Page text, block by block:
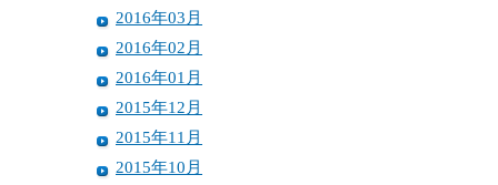
2016年03月
2016年02月
2016年01月
2015年12月
2015年11月
2015年10月